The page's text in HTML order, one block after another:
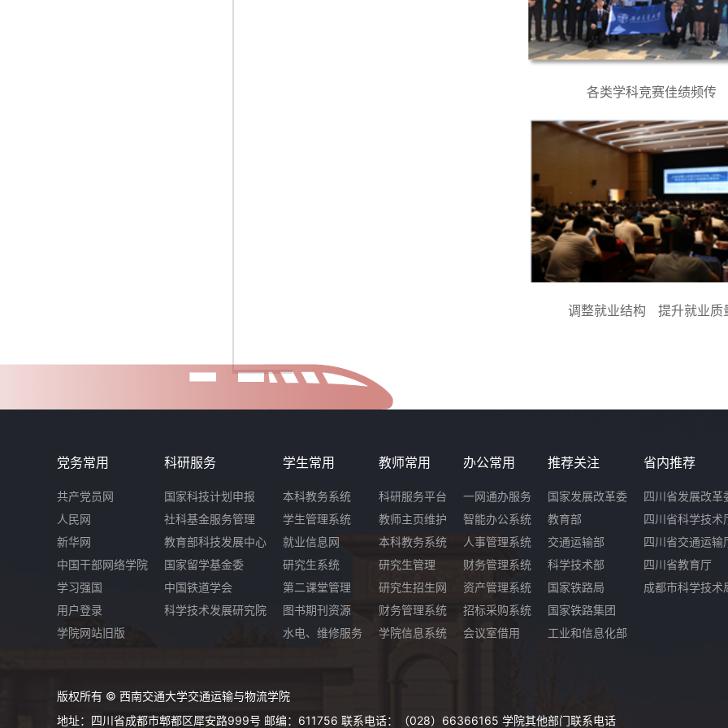
各类学科竞赛佳绩频传
调整就业结构 提升就业质
党务常用
共产党员网
人民网
新华网
中国干部网络学院
学习强国
用户登录
学院网站旧版
科研服务
国家科技计划申报
社科基金服务管理
教育部科技发展中心
国家留学基金委
中国铁道学会
科学技术发展研究院
学生常用
本科教务系统
学生管理系统
就业信息网
研究生系统
第二课堂管理
图书期刊资源
水电、维修服务
教师常用
科研服务平台
教师主页维护
本科教务系统
研究生管理
研究生招生网
财务管理系统
学院信息系统
办公常用
一网通办服务
智能办公系统
人事管理系统
财务管理系统
资产管理系统
招标采购系统
会议室借用
推荐关注
国家发展改革委
教育部
交通运输部
科学技术部
国家铁路局
国家铁路集团
工业和信息化部
省内推荐
四川省发展改革
四川省科学技术
四川省交通运输
四川省教育厅
成都市科学技术
版权所有 © 西南交通大学交通运输与物流学院
地址：四川省成都市郫都区犀安路999号 邮编：611756 联系电话：（028）66366165学院其他部门联系电话